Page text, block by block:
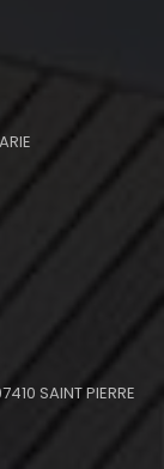
SAINT PIERRE